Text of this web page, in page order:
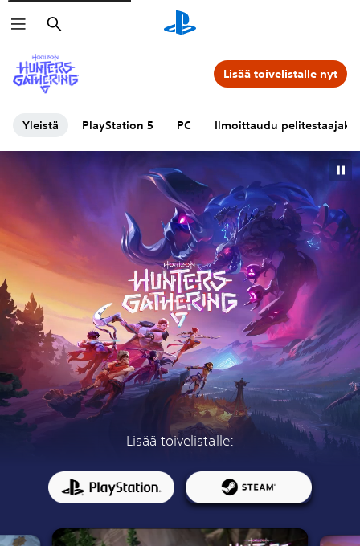
Haku
Yleistä PlayStation 5 PC Ilmoittaudu pelitestaajaksi
Lisää toivelistalle nyt
Lisää toivelistalle: